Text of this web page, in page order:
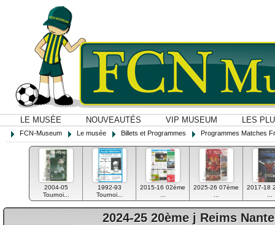
LE MUSÉE NOUVEAUTÉS VIP MUSEUM LES
FCN-Museum Le musée Billets et Programmes Programmes Matches
2004-05
Tournoi...
1992-93
Tournoi...
2015-16 02ème
2025-26 07ème
2017-18
2024-25 20ème j Reims